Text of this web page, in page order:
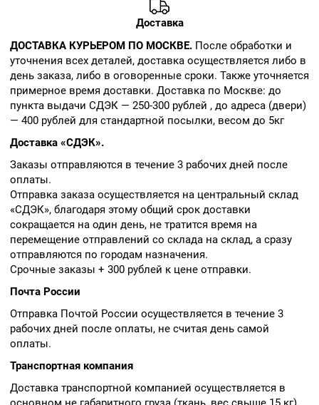
Доставка
ДОСТАВКА КУРЬЕРОМ ПО МОСКВЕ. После обработки и
уточнения всех деталей, доставка осуществляется либо в
день заказа, либо в оговоренные сроки. Также уточняется
примерное время доставки. Доставка по Москве: до
пункта выдачи СДЭК — 250-300 рублей , до адреса (двери)
— 400 рублей для стандартной посылки, весом до 5кг
Доставка «СДЭК».
Заказы отправляются в течение 3 рабочих дней после
оплаты.
Отправка заказа осуществляется на центральный склад
«СДЭК», благодаря этому общий срок доставки
сокращается на один день, не тратится время на
перемещение отправлений со склада на склад, а сразу
отправляются по городам назначения.
Срочные заказы + 300 рублей к цене отправки.
Почта России
Отправка Почтой России осуществляется в течение 3
рабочих дней после оплаты, не считая день самой
оплаты.
Транспортная компания
Доставка транспортной компанией осуществляется в